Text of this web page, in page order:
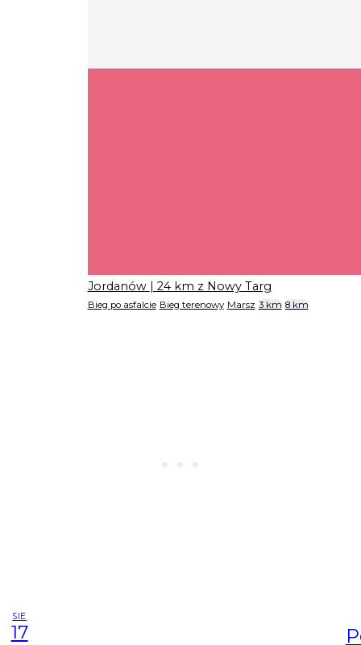
Jordanów | 24 km z Nowy Targ
Bieg po asfalcie Bieg terenowy Marsz 3 km 8 km
SIE
17